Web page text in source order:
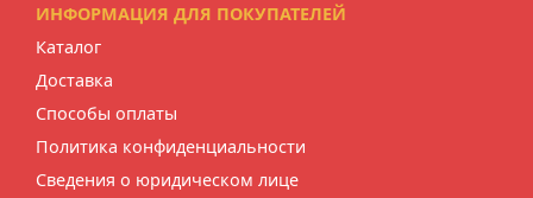
ИНФОРМАЦИЯ ДЛЯ ПОКУПАТЕЛЕЙ
Каталог
Доставка
Способы оплаты
Политика конфиденциальности
Сведения о юридическом лице